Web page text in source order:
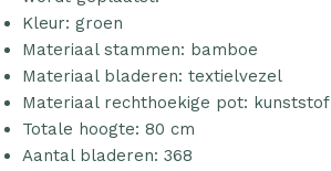
Kleur: groen
Materiaal stammen: bamboe
Materiaal bladeren: textielvezel
Materiaal rechthoekige pot: kunststof
Totale hoogte: 80 cm
Aantal bladeren: 368